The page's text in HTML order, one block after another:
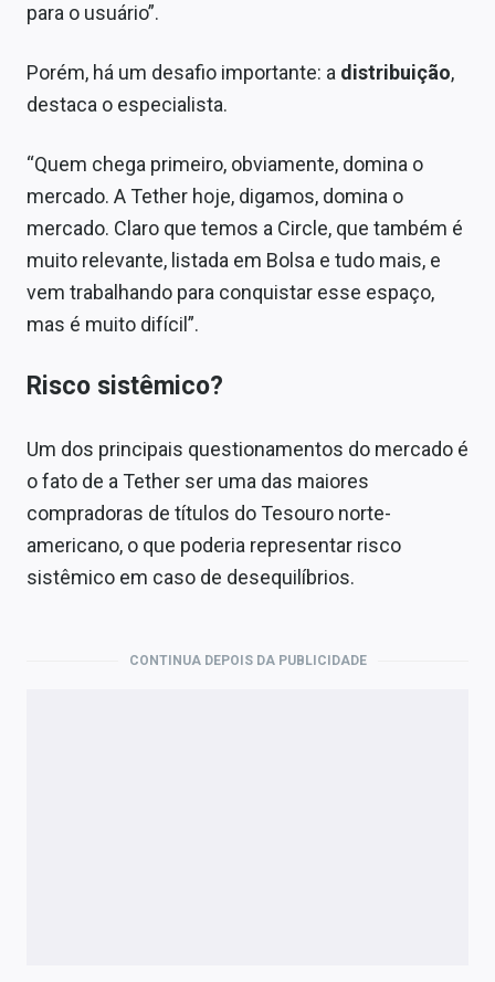
para o usuário”.
Porém, há um desafio importante: a distribuição,
destaca o especialista.
“Quem chega primeiro, obviamente, domina o
mercado. A Tether hoje, digamos, domina o
mercado. Claro que temos a Circle, que também é
muito relevante, listada em Bolsa e tudo mais, e
vem trabalhando para conquistar esse espaço,
mas é muito difícil”.
Risco sistêmico?
Um dos principais questionamentos do mercado é
o fato de a Tether ser uma das maiores
compradoras de títulos do Tesouro norte-
americano, o que poderia representar risco
sistêmico em caso de desequilíbrios.
CONTINUA DEPOIS DA PUBLICIDADE